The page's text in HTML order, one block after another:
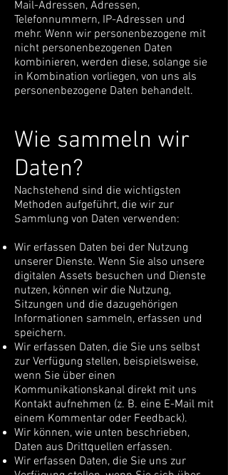
Mail-Adressen, Adressen,
Telefonnummern, IP-Adressen und
mehr. Wenn wir personenbezogene mit
nicht personenbezogenen Daten
kombinieren, werden diese, solange sie
in Kombination vorliegen, von uns als
personenbezogene Daten behandelt.
Wie sammeln wir
Daten?
Nachstehend sind die wichtigsten
Methoden aufgeführt, die wir zur
Sammlung von Daten verwenden:
Wir erfassen Daten bei der Nutzung
unserer Dienste. Wenn Sie also unsere
digitalen Assets besuchen und Dienste
nutzen, können wir die Nutzung,
Sitzungen und die dazugehörigen
Informationen sammeln, erfassen und
speichern.
Wir erfassen Daten, die Sie uns selbst
zur Verfügung stellen, beispielsweise,
wenn Sie über einen
Kommunikationskanal direkt mit uns
Kontakt aufnehmen (z. B. eine E-Mail mit
einem Kommentar oder Feedback).
Wir können, wie unten beschrieben,
Daten aus Drittquellen erfassen.
Wir erfassen Daten, die Sie uns zur